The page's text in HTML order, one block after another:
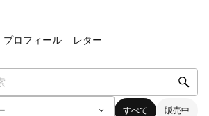
プロフィール レター
すべて 販売中